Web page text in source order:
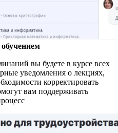
вы будете в курсе всех
уведомления о лекциях,
корректировать
вам поддерживать